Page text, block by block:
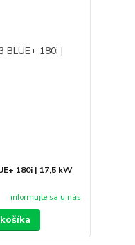
180i | 17,5 kW
informujte sa u nás